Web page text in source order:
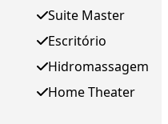
Suite Master
Escritório
Hidromassagem
Home Theater